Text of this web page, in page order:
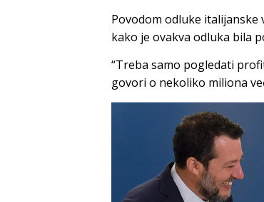
Povodom odluke
kako je ovakva odluka bila
“Treba samo pogledati
govori o nekoliko miliona